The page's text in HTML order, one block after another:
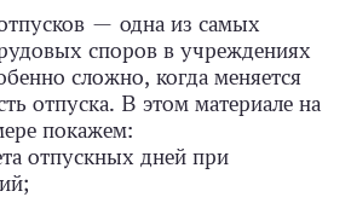
— одна из самых
споров в учреждениях
сложно, когда меняется
отпуска. В этом материале на
покажем:
отпускных дней при